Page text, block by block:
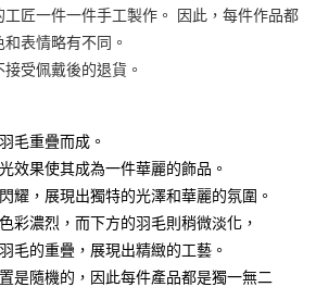
匠一件一件手工製作。 因此，每件作品都
表情略有不同。
受佩戴後的退貨。
毛重疊而成。
效果使其成為一件華麗的飾品。
耀，展現出獨特的光澤和華麗的氛圍。
彩濃烈，而下方的羽毛則稍微淡化，
毛的重疊，展現出精緻的工藝。
是隨機的，因此每件產品都是獨一無二